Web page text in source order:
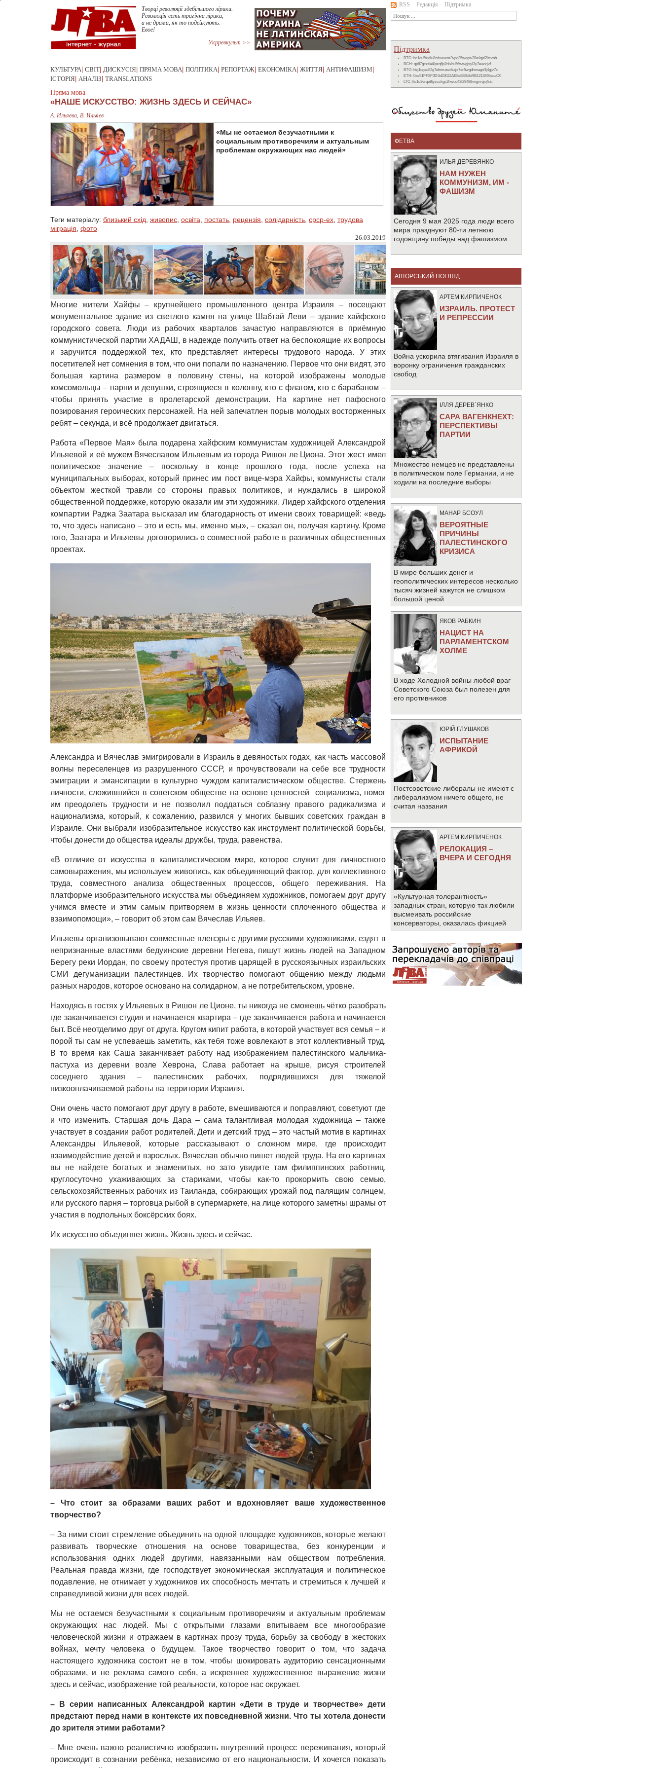
Творці революції здебільшого лірики.
Революція єсть трагічна лірика,
а не драма, як то подейкують.
Евое!
Укрревкульт >>
КУЛЬТУРА СВІТ ДИСКУСІЯ ПРЯМА МОВА ПОЛІТИКА РЕПОРТАЖ ЕКОНОМІКА ЖИТТЯ АНТИФАШИЗМ
ІСТОРІЯ АНАЛІЗ TRANSLATIONS
Пряма мова
«НАШЕ ИСКУССТВО: ЖИЗНЬ ЗДЕСЬ И СЕЙЧАС»
А. Ильяева, В. Ильяев
«Мы не остаемся безучастными к
социальным противоречиям и актуальным
проблемам окружающих нас людей»
Теги матеріалу: близький схід живопис освіта постать рецензія солідарність срср-ex трудова
міграція фото
26.03.2019
Многие жители Хайфы – крупнейшего промышленного центра Израиля – посещают
монументальное здание из светлого камня на улице Шабтай Леви – здание хайфского
городского совета. Люди из рабочих кварталов зачастую направляются в приёмную
коммунистической партии ХАДАШ, в надежде получить ответ на беспокоящие их вопросы
и заручится поддержкой тех, кто представляет интересы трудового народа. У этих
посетителей нет сомнения в том, что они попали по назначению. Первое что они видят, это
большая картина размером в половину стены, на которой изображены молодые
комсомольцы – парни и девушки, строящиеся в колонну, кто с флагом, кто с барабаном –
чтобы принять участие в пролетарской демонстрации. На картине нет пафосного
позирования героических персонажей. На ней запечатлен порыв молодых восторженных
ребят – секунда, и всё продолжает двигаться.
Работа «Первое Мая» была подарена хайфским коммунистам художницей Александрой
Ильяевой и её мужем Вячеславом Ильяевым из города Ришон ле Циона. Этот жест имел
политическое значение – поскольку в конце прошлого года, после успеха на
муниципальных выборах, который принес им пост вице-мэра Хайфы, коммунисты стали
объектом жесткой травли со стороны правых политиков, и нуждались в широкой
общественной поддержке, которую оказали им эти художники. Лидер хайфского отделения
компартии Раджа Заатара высказал им благодарность от имени своих товарищей: «ведь
то, что здесь написано – это и есть мы, именно мы», – сказал он, получая картину. Кроме
того, Заатара и Ильяевы договорились о совместной работе в различных общественных
проектах.
Александра и Вячеслав эмигрировали в Израиль в девяностых годах, как часть массовой
волны переселенцев из разрушенного СССР, и прочувствовали на себе все трудности
эмиграции и эмансипации в культурно чуждом капиталистическом обществе. Стержень
личности, сложившийся в советском обществе на основе ценностей социализма, помог
им преодолеть трудности и не позволил поддаться соблазну правого радикализма и
национализма, который, к сожалению, развился у многих бывших советских граждан в
Израиле. Они выбрали изобразительное искусство как инструмент политической борьбы,
чтобы донести до общества идеалы дружбы, труда, равенства.
«В отличие от искусства в капиталистическом мире, которое служит для личностного
самовыражения, мы используем живопись, как объединяющий фактор, для коллективного
труда, совместного анализа общественных процессов, общего переживания. На
платформе изобразительного искусства мы объединяем художников, помогаем друг другу
учимся вместе и этим самым притворяем в жизнь ценности сплоченного общества и
взаимопомощи», – говорит об этом сам Вячеслав Ильяев.
Ильяевы организовывают совместные пленэры с другими русскими художниками, ездят в
непризнанные властями бедуинские деревни Негева, пишут жизнь людей на Западном
Берегу реки Иордан, по своему протестуя против царящей в русскоязычных израильских
СМИ дегуманизации палестинцев. Их творчество помогают общению между людьми
разных народов, которое основано на солидарном, а не потребительском, уровне.
Находясь в гостях у Ильяевых в Ришон ле Ционе, ты никогда не сможешь чётко разобрать
где заканчивается студия и начинается квартира – где заканчивается работа и начинается
быт. Всё неотделимо друг от друга. Кругом кипит работа, в которой участвует вся семья – и
порой ты сам не успеваешь заметить, как тебя тоже вовлекают в этот коллективный труд.
В то время как Саша заканчивает работу над изображением палестинского мальчика-
пастуха из деревни возле Хеврона, Слава работает на крыше, рисуя строителей
соседнего здания – палестинских рабочих, подрядившихся для тяжелой
низкооплачиваемой работы на территории Израиля.
Они очень часто помогают друг другу в работе, вмешиваются и поправляют, советуют где
и что изменить. Старшая дочь Дара – сама талантливая молодая художница – также
участвует в создании работ родителей. Дети и детский труд – это частый мотив в картинах
Александры Ильяевой, которые рассказывают о сложном мире, где происходит
взаимодействие детей и взрослых. Вячеслав обычно пишет людей труда. На его картинах
вы не найдете богатых и знаменитых, но зато увидите там филиппинских работниц,
круглосуточно ухаживающих за стариками, чтобы как-то прокормить свою семью,
сельскохозяйственных рабочих из Таиланда, собирающих урожай под палящим солнцем,
или русского парня – торговца рыбой в супермаркете, на лице которого заметны шрамы от
участия в подпольных боксёрских боях.
Их искусство объединяет жизнь. Жизнь здесь и сейчас.
– Что стоит за образами ваших работ и вдохновляет ваше художественное
творчество?
– За ними стоит стремление объединить на одной площадке художников, которые желают
развивать творческие отношения на основе товарищества, без конкуренции и
использования одних людей другими, навязанными нам обществом потребления.
Реальная правда жизни, где господствует экономическая эксплуатация и политическое
подавление, не отнимает у художников их способность мечтать и стремиться к лучшей и
справедливой жизни для всех людей.
Мы не остаемся безучастными к социальным противоречиям и актуальным проблемам
окружающих нас людей. Мы с открытыми глазами впитываем все многообразие
человеческой жизни и отражаем в картинах прозу труда, борьбу за свободу в жестоких
войнах, мечту человека о будущем. Такое творчество говорит о том, что задача
настоящего художника состоит не в том, чтобы шокировать аудиторию сенсационными
образами, и не реклама самого себя, а искреннее художественное выражение жизни
здесь и сейчас, изображение той реальности, которое нас окружает.
– В серии написанных Александрой картин «Дети в труде и творчестве» дети
предстают перед нами в контексте их повседневной жизни. Что ты хотела донести
до зрителя этими работами?
– Мне очень важно реалистично изобразить внутренний процесс переживания, который
происходит в сознании ребёнка, независимо от его национальности. И хочется показать
RSS Редакція Підтримка
Підтримка
BTC: bc1qu5fqdlu8zdxwwm3vpg35wqgw28wlqpl2ltcvnh
BCH: qp87gcztla4lpzq6p2nlxhu56wwgjsyl3y7euzzjvf
BTG: btg1qgeq82g7efnmawckajx7xr5wgdmnagn3j4gjv7x
ETH: 0xe51FF8F0D4d23022AE8e888b8d9B1213846ecaC0
LTC: ltc1q3vrqe8tyzcckgc2hwuq43f29488vngvrejq4dq
ФЕТВА
ИЛЬЯ ДЕРЕВЯНКО
НАМ НУЖЕН
КОММУНИЗМ, ИМ -
ФАШИЗМ
Сегодня 9 мая 2025 года люди всего
мира празднуют 80-ти летнюю
годовщину победы над фашизмом.
АВТОРСЬКИЙ ПОГЛЯД
АРТЕМ КИРПИЧЕНОК
ИЗРАИЛЬ. ПРОТЕСТ
И РЕПРЕССИИ
Война ускорила втягивания Израиля в
воронку ограничения гражданских
свобод
IЛЛЯ ДЕРЕВ`ЯНКО
САРА ВАГЕНКНЕХТ:
ПЕРСПЕКТИВЫ
ПАРТИИ
Множество немцев не представлены
в политическом поле Германии, и не
ходили на последние выборы
МАНАР БСОУЛ
ВЕРОЯТНЫЕ
ПРИЧИНЫ
ПАЛЕСТИНСКОГО
КРИЗИСА
В мире больших денег и
геополитических интересов несколько
тысяч жизней кажутся не слишком
большой ценой
ЯКОВ РАБКИН
НАЦИСТ НА
ПАРЛАМЕНТСКОМ
ХОЛМЕ
В ходе Холодной войны любой враг
Советского Союза был полезен для
его противников
ЮРIЙ ГЛУШАКОВ
ИСПЫТАНИЕ
АФРИКОЙ
Постсоветские либералы не имеют с
либерализмом ничего общего, не
считая названия
АРТЕМ КИРПИЧЕНОК
РЕЛОКАЦИЯ –
ВЧЕРА И СЕГОДНЯ
«Культурная толерантность»
западных стран, которую так любили
высмеивать российские
консерваторы, оказалась фикцией